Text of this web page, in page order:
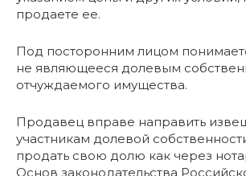
продаете ее.
Под посторонним лицом
не являющееся долевым
отчуждаемого имущества.
Продавец вправе направить
участникам долевой
продать свою долю как через
Основ законодательства